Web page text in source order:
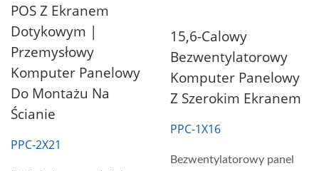
POS Z Ekranem
Dotykowym |
Przemysłowy
Komputer Panelowy
Do Montażu Na
Ścianie
PPC-2X21
15,6-Calowy
Bezwentylatorowy
Komputer Panelowy
Z Szerokim Ekranem
PPC-1X16
Bezwentylatorowy panel